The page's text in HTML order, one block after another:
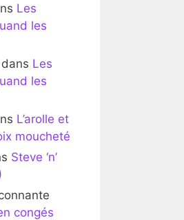
Les
les
dans Les
les
L’arolle et
moucheté
Steve ‘n’
congés